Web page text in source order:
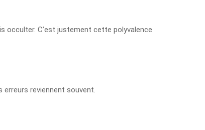
occulter. C’est justement cette polyvalence
reviennent souvent.